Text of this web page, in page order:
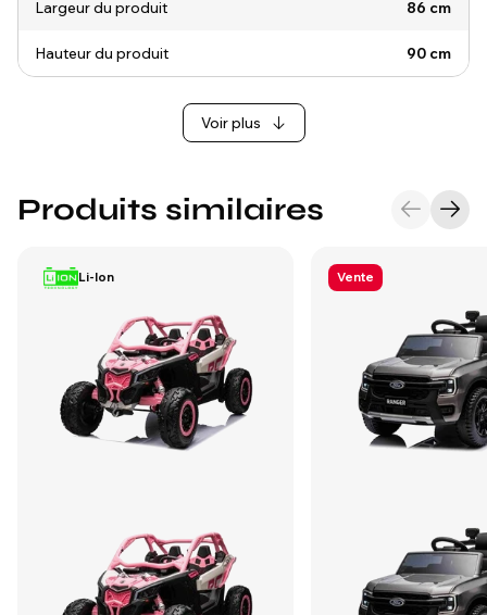
Largeur du produit 86 cm
Hauteur du produit 90 cm
Voir plus
Produits similaires
Li-Ion Vente